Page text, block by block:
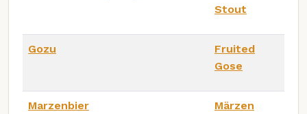
Stout
Gozu
Fruited
Gose
Marzenbier Märzen